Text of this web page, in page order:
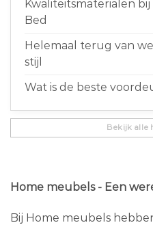
Kwaliteitsmaterialen
Bed
Helemaal terug van
stijl
Wat is de beste
Bekijk alle
Home meubels - Een
Bij Home meubels